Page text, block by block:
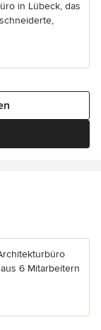
in Lübeck, das
6 Mitarbeitern